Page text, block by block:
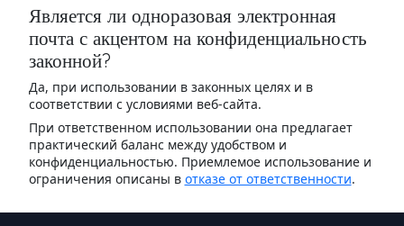
Является ли одноразовая электронная
почта с акцентом на конфиденциальность
законной?
Да, при использовании в законных целях и в
соответствии с условиями веб-сайта.
При ответственном использовании она предлагает
практический баланс между удобством и
конфиденциальностью. Приемлемое использование и
ограничения описаны в отказе от ответственности.